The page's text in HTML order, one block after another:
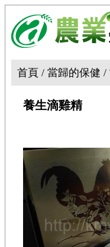
首頁 / 當歸的保健
養生滴雞精